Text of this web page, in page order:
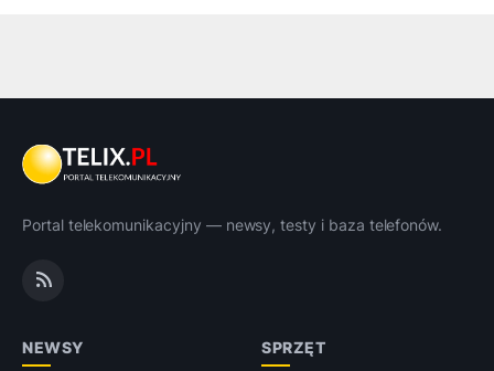
Portal telekomunikacyjny — newsy, testy i baza telefonów.
NEWSY SPRZĘT